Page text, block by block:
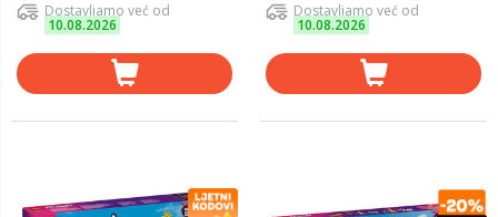
Dostavljamo već od
10.08.2026
Dostavljamo već od
10.08.2026